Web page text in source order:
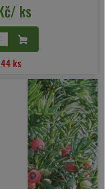
ks
-
44 ks